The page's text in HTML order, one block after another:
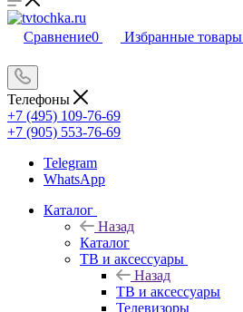
Сравнение0 Избранные товары
Телефоны
+7 (495) 109-76-69
+7 (905) 553-76-69
Telegram
WhatsApp
Каталог
Назад
Каталог
ТВ и аксессуары
Назад
ТВ и аксессуары
Телевизоры